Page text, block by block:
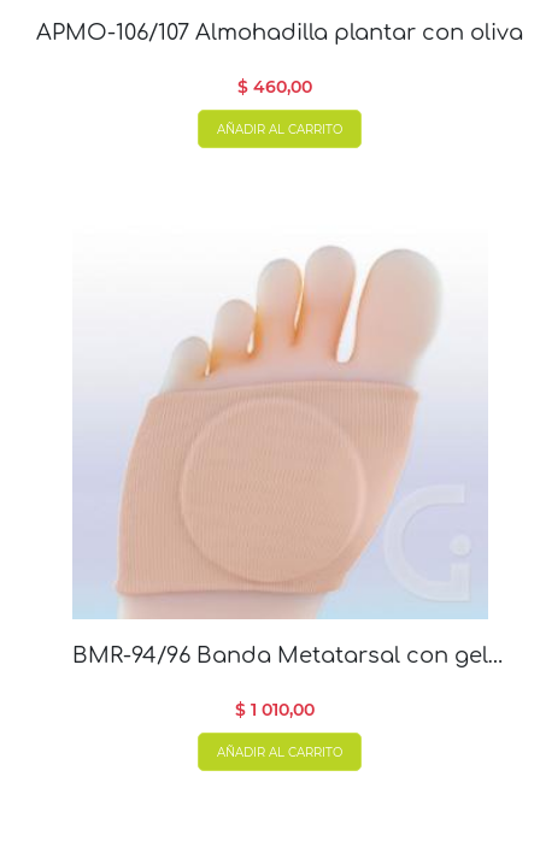
APMO-106/107 Almohadilla plantar con oliva
$ 460,00
AÑADIR AL CARRITO
BMR-94/96 Banda Metatarsal con gel
$ 1 010,00
AÑADIR AL CARRITO